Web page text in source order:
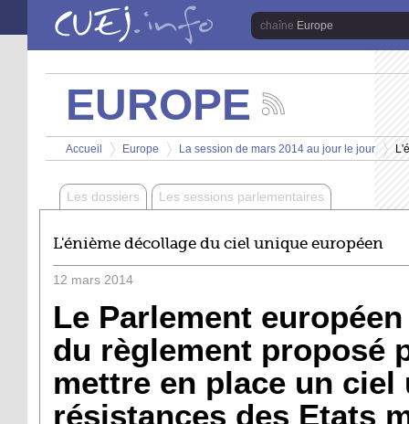
Aller au contenu principal
Europe
EUROPE
les
actualités
de
chaîne
Europe
Vous êtes ici
Accueil
>
Europe
>
La session de mars 2014 au jour le jour
>
Les dossiers Les sessions parlementaires
L'énième décollage du ciel unique européen
12 mars 2014
Le Parlement
du règlement proposé
mettre en place un
résistances des Etats